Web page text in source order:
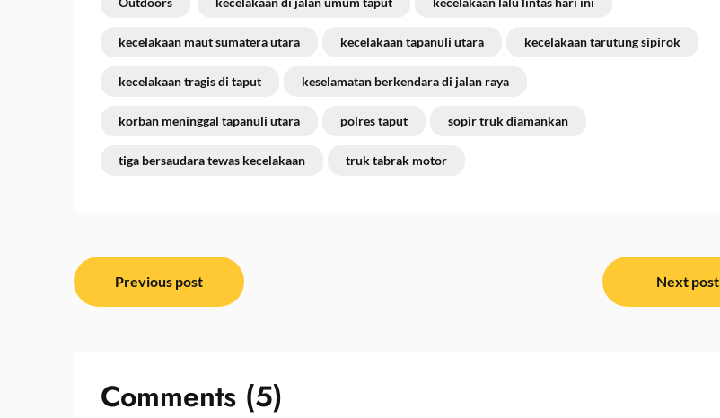
kecelakaan maut sumatera utara kecelakaan tapanuli utara kecelakaan tarutung sipirok
kecelakaan tragis di taput keselamatan berkendara di jalan raya
korban meninggal tapanuli utara polres taput sopir truk diamankan
tiga bersaudara tewas kecelakaan truk tabrak motor
Navigasi
pos
Previous post Next post
Comments (5)